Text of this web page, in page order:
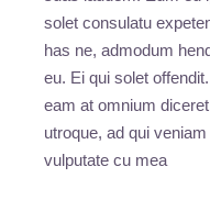
solet consulatu
has ne, admodum
eu. Ei qui solet
eam at omnium
utroque, ad qui
vulputate cu mea